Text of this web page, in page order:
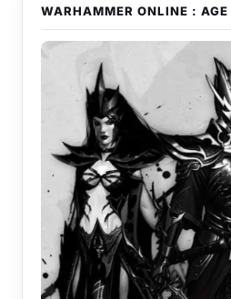
WARHAMMER ONLINE : AGE